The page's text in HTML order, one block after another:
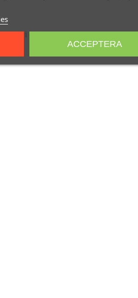
i det rättsliga meddelandet.
ACCEPTERA